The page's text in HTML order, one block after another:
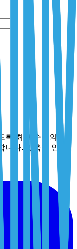
록 최고 수준의 시
니다. 맞춤형 인사